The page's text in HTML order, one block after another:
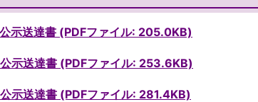
示送達書 (PDFファイル: 205.0KB)
示送達書 (PDFファイル: 253.6KB)
示送達書 (PDFファイル: 281.4KB)